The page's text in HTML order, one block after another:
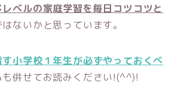
ベルの家庭学習を毎日コツコツと
ないかと思っています。
小学校１年生が必ずやっておくべ
併せてお読みください!(^^)!